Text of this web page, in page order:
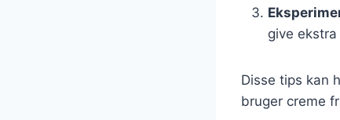
give
Disse tips kan
bruger creme